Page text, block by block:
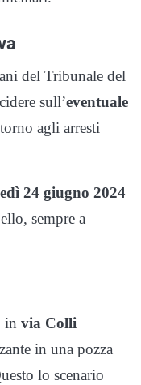
del Tribunale del
sull’eventuale
agli arresti
24 giugno 2024
sempre a
in via Colli
in una pozza
lo scenario